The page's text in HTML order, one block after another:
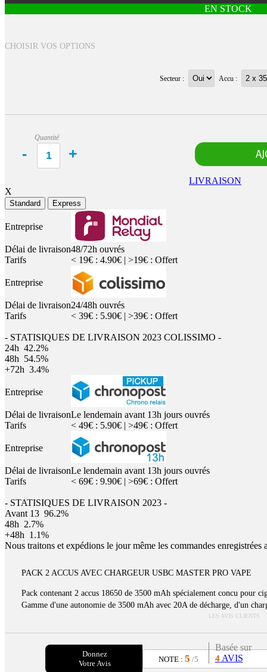
EN STOCK
CHOISIR VOS OPTIONS
Secteur : Accu :
Quantité
LIVRAISON
X
Standard Express
Entreprise
Délai de livraison48/72h ouvrés
Tarifs
< 19€ : 4.90€ | >19€ : Offert
Entreprise
Délai de livraison24/48h ouvrés
Tarifs
< 39€ : 5.90€ | >39€ : Offert
- STATISIQUES DE LIVRAISON 2023 COLISSIMO -
24h 42.2%
48h 54.5%
+72h 3.4%
Entreprise
Délai de livraisonLe lendemain avant 13h jours ouvrés
Tarifs
< 49€ : 5.90€ | >49€ : Offert
Entreprise
Délai de livraisonLe lendemain avant 13h jours ouvrés
Tarifs
< 69€ : 9.90€ | >69€ : Offert
- STATISIQUES DE LIVRAISON 2023 -
Avant 13 96.2%
48h 2.7%
+48h 1.1%
Nous traitons et expédions le jour même les commandes
PACK 2 ACCUS AVEC CHARGEUR USBC MASTER PRO VAPE
Pack contenant 2 accus 18650 de 3500 mAh spécialement concu pour
Gamme d'une autonomie de 3500 mAh avec 20A de décharge, d'un
LES AVIS CLIENTS
Donnez
Votre Avis
NOTE : 5 /5
Basée sur
4AVIS